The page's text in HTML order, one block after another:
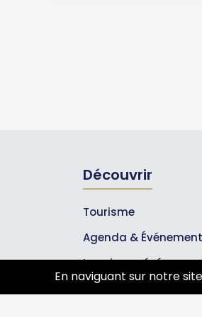
Découvrir
Tourisme
Agenda &
Inscrire un
En naviguant sur notre